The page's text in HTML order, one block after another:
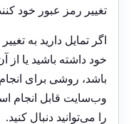
تغییر رمز عبور خود
اگر تمایل دارید به
خود داشته باشید یا
باشد، روشی برای
وب‌سایت قابل انجام
را می‌توانید دنبال کنید.